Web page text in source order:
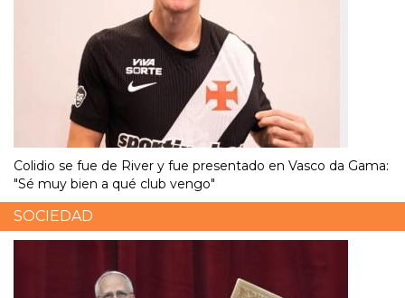
Colidio se fue de River y fue presentado en Vasco da Gama:
"Sé muy bien a qué club vengo"
SOCIEDAD